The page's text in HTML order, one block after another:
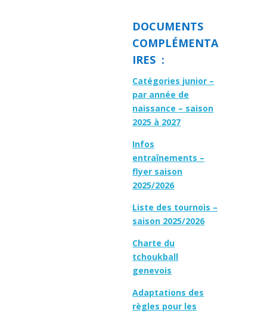
DOCUMENTS
COMPLÉMENTA
IRES :
Catégories junior –
par année de
naissance – saison
2025 à 2027
Infos
entraînements –
flyer saison
2025/2026
Liste des tournois –
saison 2025/2026
Charte du
tchoukball
genevois
Adaptations des
règles pour les